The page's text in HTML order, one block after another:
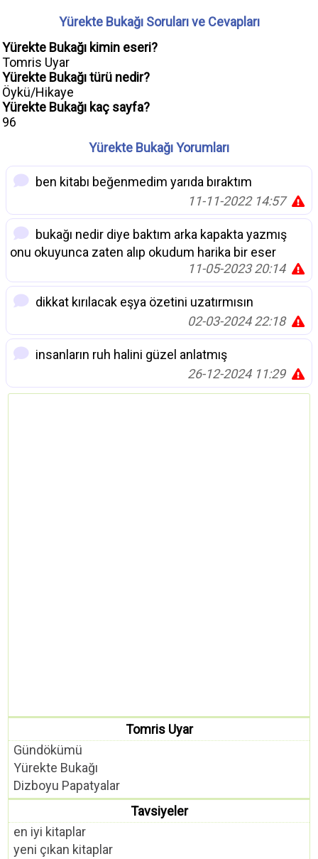
Yürekte Bukağı Soruları ve Cevapları
Yürekte Bukağı kimin eseri?
Tomris Uyar
Yürekte Bukağı türü nedir?
Öykü/Hikaye
Yürekte Bukağı kaç sayfa?
96
Yürekte Bukağı Yorumları
ben kitabı beğenmedim yarıda bıraktım
11-11-2022 14:57
bukağı nedir diye baktım arka kapakta yazmış
onu okuyunca zaten alıp okudum harika bir eser
11-05-2023 20:14
dikkat kırılacak eşya özetini uzatırmısın
02-03-2024 22:18
insanların ruh halini güzel anlatmış
26-12-2024 11:29
Tomris Uyar
Gündökümü
Yürekte Bukağı
Dizboyu Papatyalar
Tavsiyeler
en iyi kitaplar
yeni çıkan kitaplar